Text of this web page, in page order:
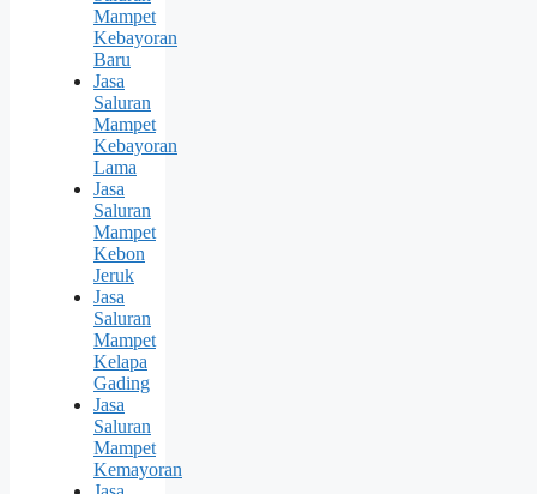
Mampet
Kebayoran
Baru
Jasa
Saluran
Mampet
Kebayoran
Lama
Jasa
Saluran
Mampet
Kebon
Jeruk
Jasa
Saluran
Mampet
Kelapa
Gading
Jasa
Saluran
Mampet
Kemayoran